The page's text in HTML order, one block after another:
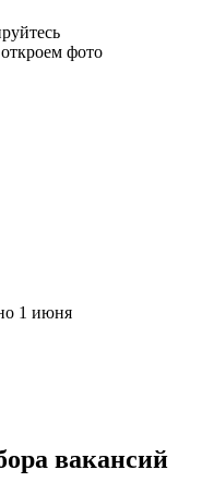
фото
1 июня
вакансий